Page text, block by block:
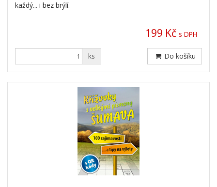
každý... i bez brýlí.
199 Kč s DPH
ks Do košíku